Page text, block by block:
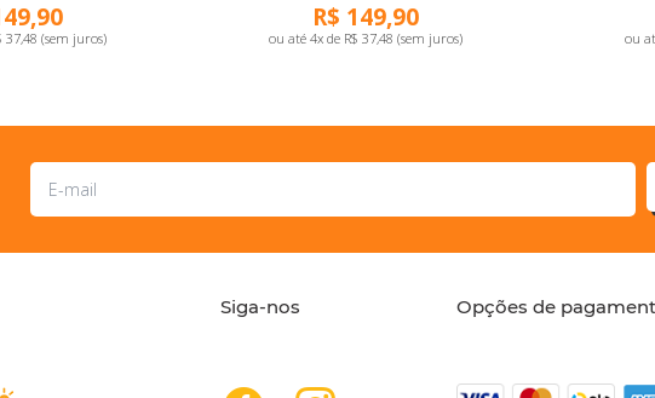
37,48 (sem juros)
R$ 149,90
ou até 4x de R$ 37,48 (sem juros) ou
Siga-nos Opções de